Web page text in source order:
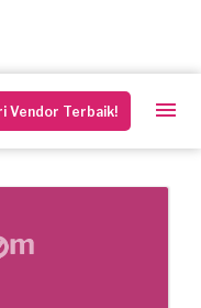
Vendor Terbaik!